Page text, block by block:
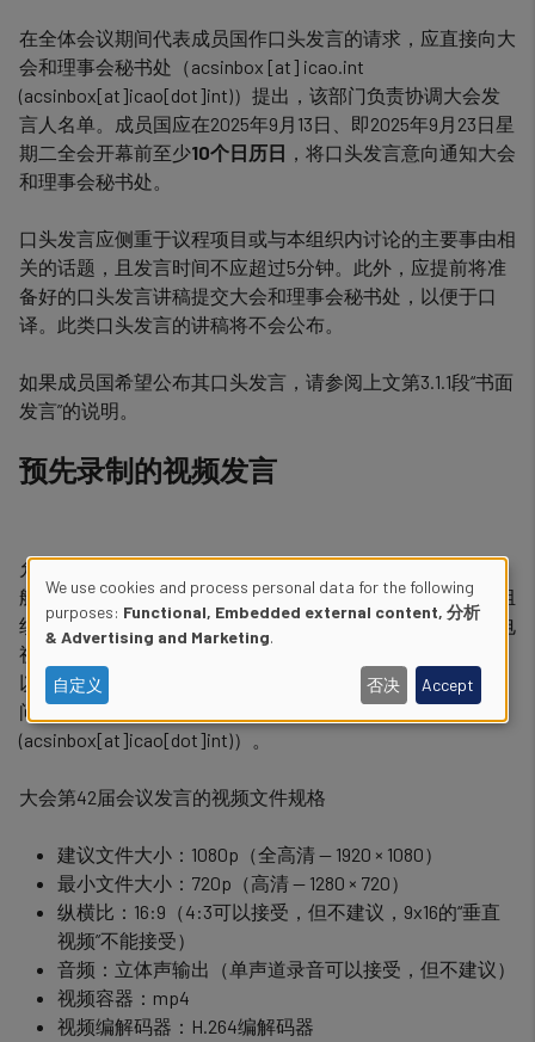
在全体会议期间代表成员国作口头发言的请求，应直接向大
会和理事会秘书处（acsinbox [at] icao.int
(acsinbox[at]icao[dot]int)）提出，该部门负责协调大会发
言人名单。成员国应在2025年9月13日、即2025年9月23日星
期二全会开幕前至少10个日历日 ，将口头发言意向通知大会
和理事会秘书处。
口头发言应侧重于议程项目或与本组织内讨论的主要事由相
关的话题，且发言时间不应超过5分钟。此外，应提前将准
备好的口头发言讲稿提交大会和理事会秘书处，以便于口
译。此类口头发言的讲稿将不会公布。
如果成员国希望公布其口头发言，请参阅上文第3.1.1段“书面
发言”的说明。
预先录制的视频发言
允许预先录制大会第42届会议的视频发言，并将在国际民
航组织电视网站上发布。视频发言将仅以提交给国际民航组
织的语文发布（不提供口译）。为使视频在国际民航组织电
视（ICAO TV）上成功显示并达到最佳效果，强烈建议采用
以下文件规格。如有任何关于提交预先录制视频发言的疑
问，请联系大会和理事会秘书处（
acsinbox[at]icao.int
(acsinbox[at]icao[dot]int)）。
大会第42届会议发言的视频文件规格
建议文件大小：1080p（全高清 — 1920 × 1080）
最小文件大小：720p（高清 — 1280 × 720）
纵横比：16:9（4:3可以接受，但不建议，9x16的“垂直
视频”不能接受）
音频：立体声输出（单声道录音可以接受，但不建议）
视频容器：mp4
视频编解码器：H.264编解码器
Use
of
personal
data
and
cookies
We use cookies and process personal data for the following
purposes: Functional, Embedded external content, 分析
& Advertising and Marketing.
自定义 否决 Accept